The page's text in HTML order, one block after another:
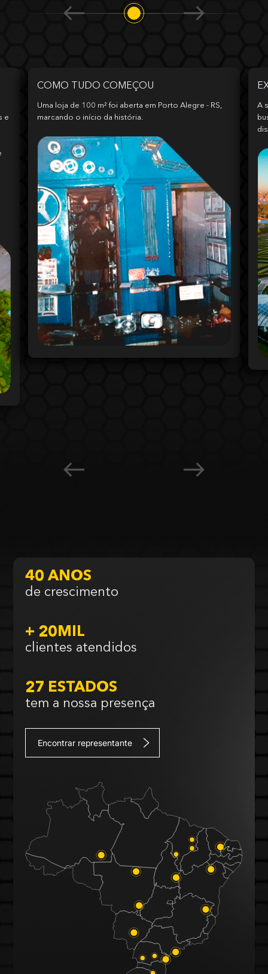
e
COMO TUDO COMEÇOU
Uma loja de 100 m² foi aberta em Porto Alegre - RS,
marcando o início da história.
A
40 ANOS
de crescimento
+ 20MIL
clientes atendidos
27 ESTADOS
tem a nossa presença
Encontrar representante